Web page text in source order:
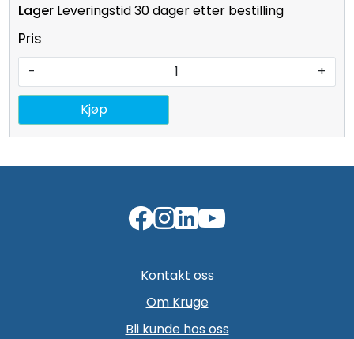
Leveringstid 30 dager etter bestilling
Pris
- +
Kjøp
Kontakt oss
Om Kruge
Bli kunde hos oss